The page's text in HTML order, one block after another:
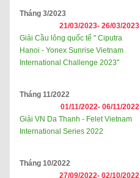
Tháng 3/2023
21/03/2023- 26/03/2023
Giải Cầu lông quốc tế " Ciputra
Hanoi - Yonex Sunrise Vietnam
International Challenge 2023"
Tháng 11/2022
01/11/2022- 06/11/2022
Giải VN Da Thanh - Felet Vietnam
International Series 2022
Tháng 10/2022
27/09/2022- 02/10/2022